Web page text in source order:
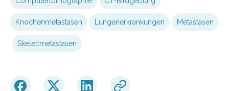
Knochenmetastasen Lungenerkrankungen Metastasen
Skelettmetastasen